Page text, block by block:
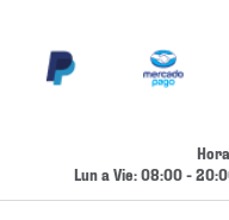
Cambios y Devoluciones
Ubica tu Tienda
Términos y Condiciones
Lun a Vie: 08:00 -